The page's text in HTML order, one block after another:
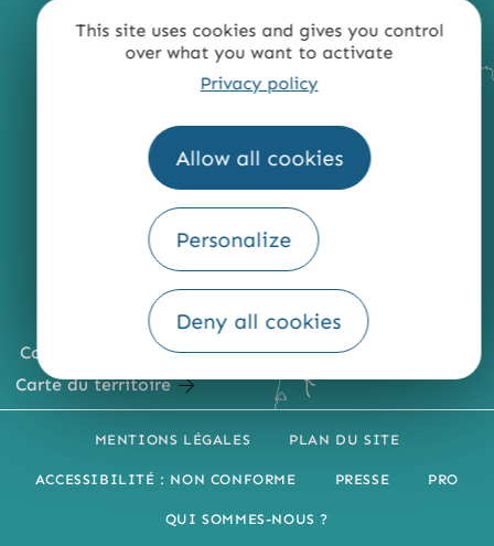
This site uses cookies and gives you control
over what you want to activate
Privacy policy
Allow all cookies
Personalize
Deny all cookies
Comment venir ?
Carte du territoire
MENTIONS LÉGALES PLAN DU SITE
ACCESSIBILITÉ : NON CONFORME PRESSE PRO
QUI SOMMES-NOUS ?